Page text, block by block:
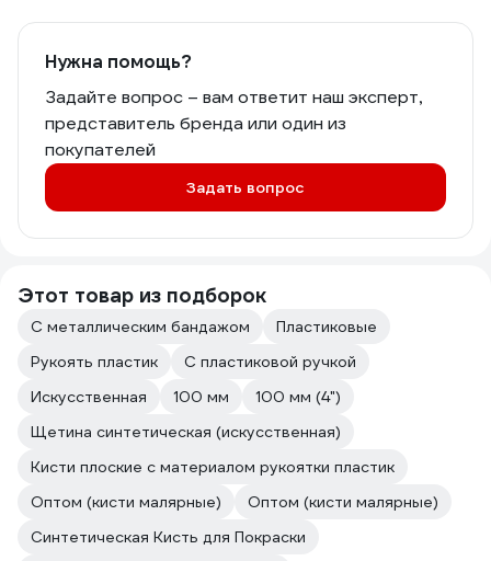
Нужна помощь?
Задайте вопрос – вам ответит наш эксперт,
представитель бренда или один из
покупателей
Задать вопрос
Этот товар из подборок
С металлическим бандажом
Пластиковые
Рукоять пластик
С пластиковой ручкой
Искусственная
100 мм
100 мм (4")
Щетина синтетическая (искусственная)
Кисти плоские с материалом рукоятки пластик
Оптом (кисти малярные)
Оптом (кисти малярные)
Синтетическая Кисть для Покраски